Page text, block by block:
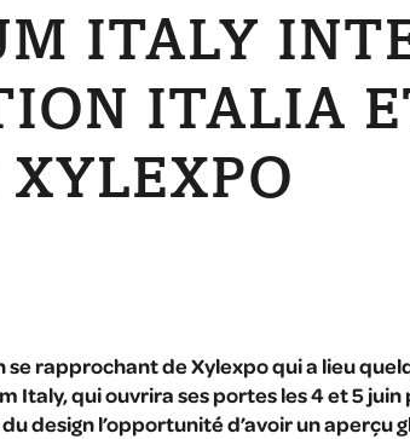
ITALY
ITALIA
rapprochant de Xylexpo qui a lieu
Italy, qui ouvrira ses portes les 4 et 5
design l’opportunité d’avoir un aperçu